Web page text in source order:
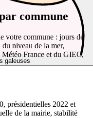
galeuses
commune
votre commune : jours de
niveau de la mer,
Météo France et du GIEC,
présidentielles 2022 et
de la mairie, stabilité